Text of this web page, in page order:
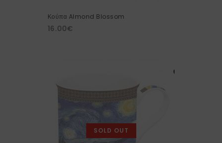
Κούπα Almond Blossom
16.00€
SOLD OUT